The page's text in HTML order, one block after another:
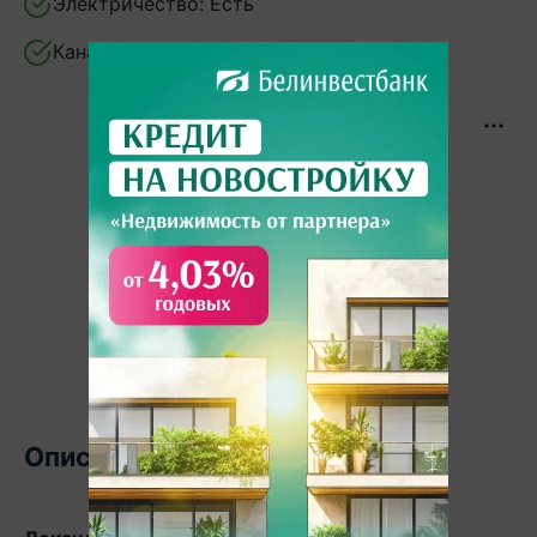
Канализация:
Описание